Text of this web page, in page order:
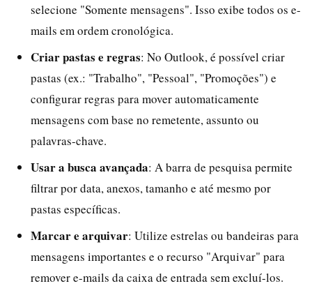
selecione "Somente mensagens". Isso exibe todos os e-
mails em ordem cronológica.
Criar pastas e regras: No Outlook, é possível criar
pastas (ex.: "Trabalho", "Pessoal", "Promoções") e
configurar regras para mover automaticamente
mensagens com base no remetente, assunto ou
palavras-chave.
Usar a busca avançada: A barra de pesquisa permite
filtrar por data, anexos, tamanho e até mesmo por
pastas específicas.
Marcar e arquivar: Utilize estrelas ou bandeiras para
mensagens importantes e o recurso "Arquivar" para
remover e-mails da caixa de entrada sem excluí-los.